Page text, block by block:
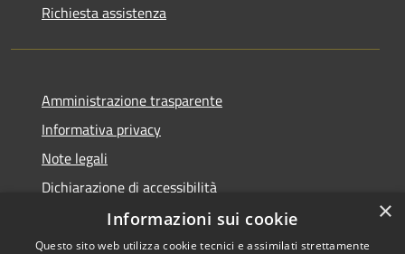
Richiesta assistenza
Amministrazione trasparente
Informativa privacy
Note legali
Dichiarazione di accessibilità
×
Informazioni sui cookie
Questo sito web utilizza cookie tecnici e assimilati strettamente